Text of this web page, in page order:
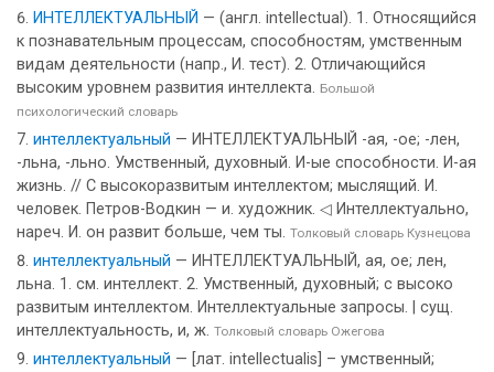
ИНТЕЛЛЕКТУАЛЬНЫЙ — (англ. intellectual). 1. Относящийся
к познавательным процессам, способностям, умственным
видам деятельности (напр., И. тест). 2. Отличающийся
высоким уровнем развития интеллекта. Большой
психологический словарь
интеллектуальный — ИНТЕЛЛЕКТУАЛЬНЫЙ -ая, -ое; -лен,
-льна, -льно. Умственный, духовный. И-ые способности. И-ая
жизнь. // С высокоразвитым интеллектом; мыслящий. И.
человек. Петров-Водкин — и. художник. ◁ Интеллектуально,
нареч. И. он развит больше, чем ты. Толковый словарь Кузнецова
интеллектуальный — ИНТЕЛЛЕКТУАЛЬНЫЙ, ая, ое; лен,
льна. 1. см. интеллект. 2. Умственный, духовный; с высоко
развитым интеллектом. Интеллектуальные запросы. | сущ.
интеллектуальность, и, ж. Толковый словарь Ожегова
интеллектуальный — [лат. intellectualis] – умственный;